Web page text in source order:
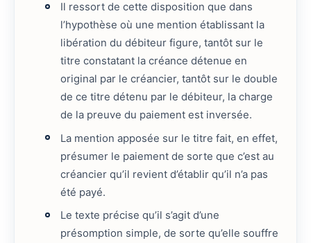
Il ressort de cette disposition que dans
l’hypothèse où une mention établissant la
libération du débiteur figure, tantôt sur le
titre constatant la créance détenue en
original par le créancier, tantôt sur le double
de ce titre détenu par le débiteur, la charge
de la preuve du paiement est inversée.
La mention apposée sur le titre fait, en effet,
présumer le paiement de sorte que c’est au
créancier qu’il revient d’établir qu’il n’a pas
été payé.
Le texte précise qu’il s’agit d’une
présomption simple, de sorte qu’elle souffre